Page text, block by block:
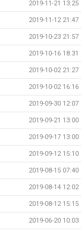
2019-11-21 13:25
2019-11-12 21:47
2019-10-23 21:57
2019-10-16 18:31
2019-10-02 21:27
2019-10-02 16:16
2019-09-30 12:07
2019-09-21 13:00
2019-09-17 13:00
2019-09-12 15:10
2019-08-15 07:40
2019-08-14 12:02
2019-08-12 15:15
2019-06-20 10:03